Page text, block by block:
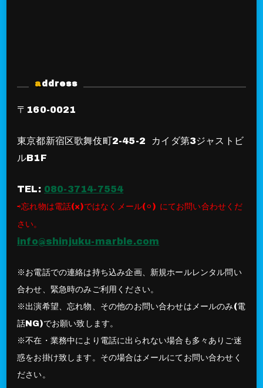
address
〒160-0021
東京都新宿区歌舞伎町2-45-2 カイダ第3ジャストビ
ルB1F
TEL: 080-3714-7554
⇨忘れ物は電話(×)ではなくメール(⚪︎) にてお問い合わせくだ
さい。
info@shinjuku-marble.com
※お電話での連絡は持ち込み企画、新規ホールレンタル問い
合わせ、緊急時のみご利用ください。
※出演希望、忘れ物、その他のお問い合わせはメールのみ(電
話NG)でお願い致します。
※不在・業務中により電話に出られない場合も多々ありご迷
惑をお掛け致します。その場合はメールにてお問い合わせく
ださい。